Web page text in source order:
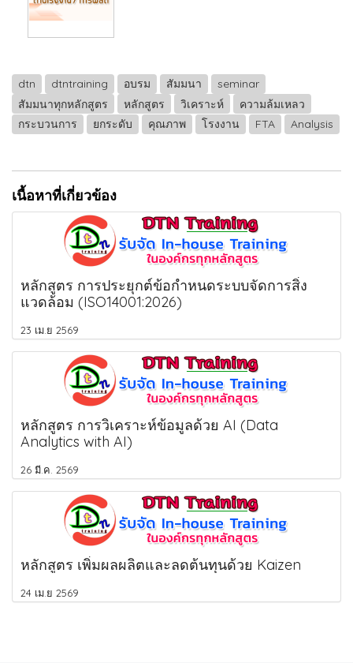
dtn dtntraining อบรม สัมมนา
seminar
สัมมนาทุกหลักสูตร
หลักสูตร วิเคราะห์
ความล้มเหลว
กระบวนการ
ยกระดับ คุณภาพ โรงงาน FTA Analysis
เนื้อหาที่เกี่ยวข้อง
หลักสูตร การประยุกต์ข้อกำหนดระบบจัดการสิ่ง
แวดล้อม (ISO14001:2026)
23 เม.ย 2569
หลักสูตร การวิเคราะห์ข้อมูลด้วย AI (Data
Analytics with AI)
26 มี.ค. 2569
หลักสูตร เพิ่มผลผลิตและลดต้นทุนด้วย Kaizen
24 เม.ย 2569